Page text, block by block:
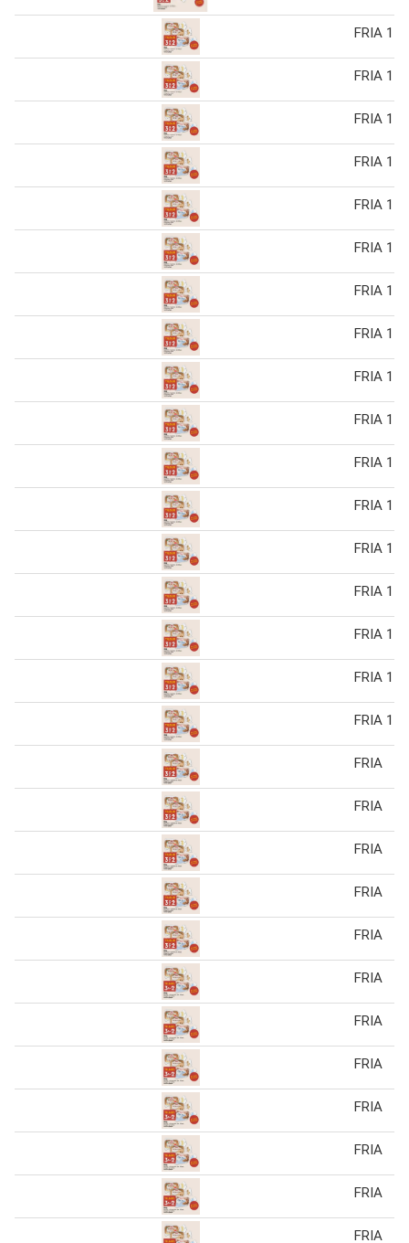
FRIA 1
FRIA 1
FRIA 1
FRIA 1
FRIA 1
FRIA 1
FRIA 1
FRIA 1
FRIA 1
FRIA 1
FRIA 1
FRIA 1
FRIA 1
FRIA 1
FRIA 1
FRIA 1
FRIA 1
FRIA
FRIA
FRIA
FRIA
FRIA
FRIA
FRIA
FRIA
FRIA
FRIA
FRIA
FRIA